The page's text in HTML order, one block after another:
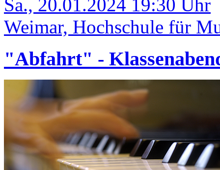
Sa., 20.01.2024 19:30 Uhr
Weimar, Hochschule für
"Abfahrt" -